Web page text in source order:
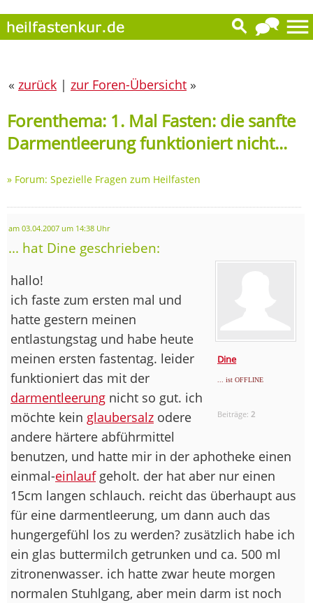
« zurück | zur Foren-Übersicht »
Forenthema: 1. Mal Fasten: die sanfte
Darmentleerung funktioniert nicht...
» Forum: Spezielle Fragen zum Heilfasten
am 03.04.2007 um 14:38 Uhr
... hat Dine geschrieben:
Dine
... ist OFFLINE
Beiträge: 2
hallo!
ich faste zum ersten mal und
hatte gestern meinen
entlastungstag und habe heute
meinen ersten fastentag. leider
funktioniert das mit der
darmentleerung nicht so gut. ich
möchte kein glaubersalz odere
andere härtere abführmittel
benutzen, und hatte mir in der aphotheke einen
einmal-einlaufgeholt. der hat aber nur einen
15cm langen schlauch. reicht das überhaupt aus
für eine darmentleerung, um dann auch das
hungergefühl los zu werden? zusätzlich habe ich
ein glas buttermilch getrunken und ca. 500 ml
zitronenwasser. ich hatte zwar heute morgen
normalen Stuhlgang, aber mein darm ist noch